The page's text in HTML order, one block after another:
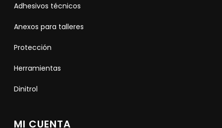
Adhesivos técnicos
Anexos para talleres
Protección
Herramientas
Dinitrol
MI CUENTA